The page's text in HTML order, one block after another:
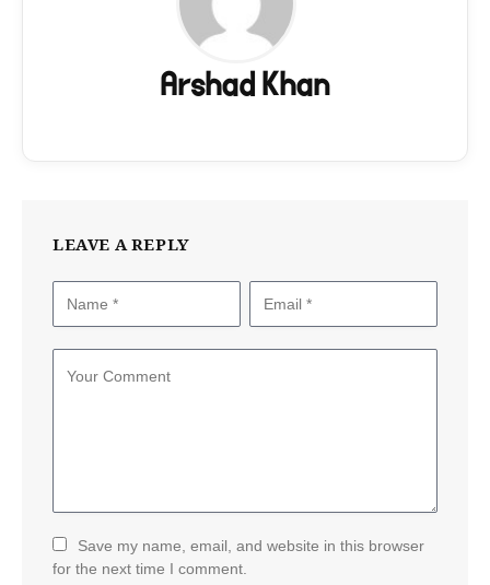
Arshad Khan
LEAVE A REPLY
Save my name, email, and website in this browser
for the next time I comment.